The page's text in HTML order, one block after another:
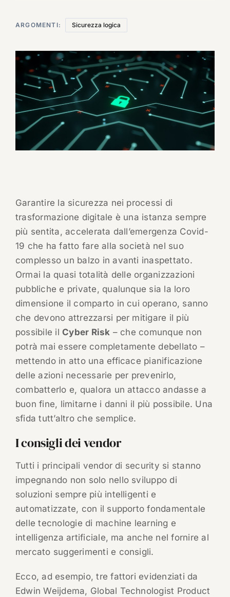
ARGOMENTI: Sicurezza logica
Garantire la sicurezza nei processi di
trasformazione digitale è una istanza sempre
più sentita, accelerata dall’emergenza Covid-
19 che ha fatto fare alla società nel suo
complesso un balzo in avanti inaspettato.
Ormai la quasi totalità delle organizzazioni
pubbliche e private, qualunque sia la loro
dimensione il comparto in cui operano, sanno
che devono attrezzarsi per mitigare il più
possibile ilCyber Risk – che comunque non
potrà mai essere completamente debellato –
mettendo in atto una efficace pianificazione
delle azioni necessarie per prevenirlo,
combatterlo e, qualora un attacco andasse a
buon fine, limitarne i danni il più possibile. Una
sfida tutt’altro che semplice.
I consigli dei vendor
Tutti i principali vendor di security si stanno
impegnando non solo nello sviluppo di
soluzioni sempre più intelligenti e
automatizzate, con il supporto fondamentale
delle tecnologie di machine learning e
intelligenza artificiale, ma anche nel fornire al
mercato suggerimenti e consigli.
Ecco, ad esempio, tre fattori evidenziati da
Edwin Weijdema, Global Technologist Product